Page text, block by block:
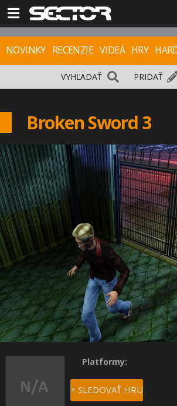
NOVINKY RECENZIE VIDEÁ HRY
PRIDAŤ
VYHĽADAŤ
Broken Sword 3
Platformy:
+ SLEDOVAŤ HRU